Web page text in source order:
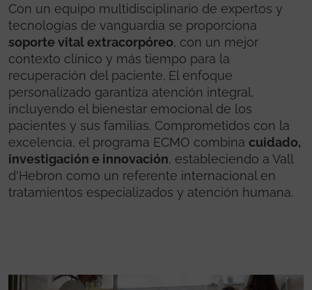
Con un equipo multidisciplinario de expertos y
tecnologías de vanguardia se proporciona
soporte vital extracorpóreo, con un mejor
contexto clínico y más tiempo para la
recuperación del paciente. El enfoque
personalizado garantiza atención integral,
incluyendo el bienestar emocional de los
pacientes y sus familias. Comprometidos con la
excelencia, el programa ECMO combina cuidado,
investigación e innovación, estableciendo a Vall
d'Hebron como un referente internacional en
tratamientos especializados y atención humana.